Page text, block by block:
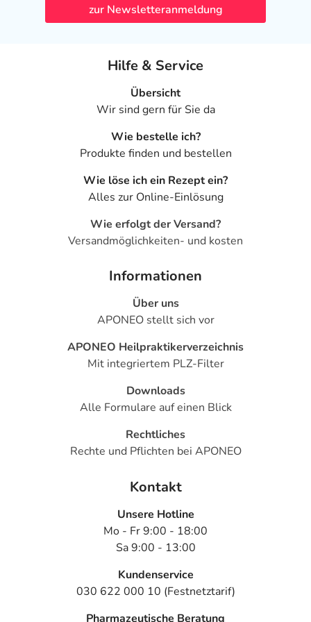
Nierensteinen leiden.
Zusammensetzung:
Natriumcarbonat, Calciumcarbonat, Aroma,
Polyacrylsäure, Natriumproppyl-p-hydroxybenzoat,
Natriummethyl-p-hydroxybenzoat, Natriumsaccharin.
Adresse des Anbieters/Herstellers
Queisser Pharma GmbH & Co. KG
Schleswiger Str. 74
24941 Flensburg
elektronische Adresse: https://www.doppelherz.de/ |
PDF des Beipackzettelskönnen Sie sich oben
herunterladen.
zur Newsletteranmeldung
Hilfe & Service
Übersicht
Wir sind gern für Sie da
Wie bestelle ich?
Produkte finden und bestellen
Wie löse ich ein Rezept ein?
Alles zur Online-Einlösung
Wie erfolgt der Versand?
Versandmöglichkeiten- und kosten
Informationen
Über uns
APONEO stellt sich vor
APONEO Heilpraktikerverzeichnis
Mit integriertem PLZ-Filter
Downloads
Alle Formulare auf einen Blick
Rechtliches
Rechte und Pflichten bei APONEO
Kontakt
Unsere Hotline
Mo - Fr 9:00 - 18:00
Sa 9:00 - 13:00
Kundenservice
030 622 000 10 (Festnetztarif)
Pharmazeutische Beratung